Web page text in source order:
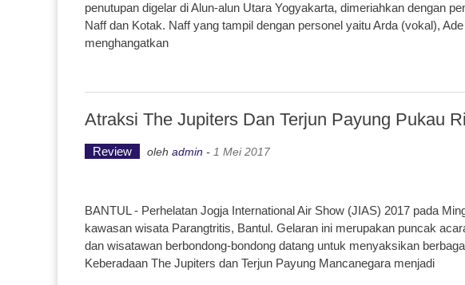
penutupan digelar di Alun-alun Utara Yogyakarta, dimeriahkan dengan
Naff dan Kotak. Naff yang tampil dengan personel yaitu Arda (vokal),
menghangatkan
Atraksi The Jupiters Dan Terjun Payung Pukau
Review oleh admin - 1 Mei 2017
BANTUL - Perhelatan Jogja International Air Show (JIAS) 2017 pada
kawasan wisata Parangtritis, Bantul. Gelaran ini merupakan puncak
dan wisatawan berbondong-bondong datang untuk menyaksikan
Keberadaan The Jupiters dan Terjun Payung Mancanegara menjadi